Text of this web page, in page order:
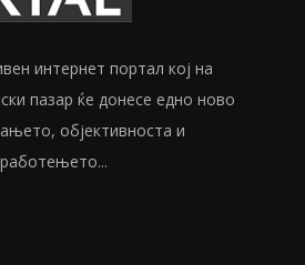
интернет портал кој на
пазар ќе донесе едно ново
објективноста и